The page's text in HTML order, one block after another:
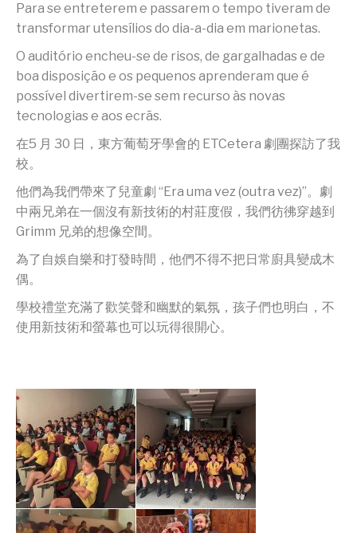
Para se entreterem e passarem o tempo tiveram de
transformar utensílios do dia-a-dia em marionetas.
O auditório encheu-se de risos, de gargalhadas e de
boa disposição e os pequenos aprenderam que é
possível divertirem-se sem recurso às novas
tecnologias e aos ecrãs.
在5 月 30 日，東方葡萄牙學會的 ETCetera 劇團探訪了我
校。
他們為我們帶來了兒童劇 “Era uma vez (outra vez)”。劇
中兩兄弟在一個沒有新技術的村莊度假，我們彷彿穿越到
Grimm 兄弟的想像空間。
為了自娛自樂和打發時間，他們不得不把日常廚具變成木
偶。
學校禮堂充滿了歡笑聲和幽默的氣氛，孩子們也明白，不
使用新技術和螢幕也可以玩得很開心。